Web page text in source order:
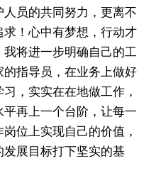
员的共同努力，更离不
！心中有梦想，行动才
将进一步明确自己的工
指导员，在业务上做好
，实实在在地做工作，
再上一个台阶，让每一
位上实现自己的价值，
展目标打下坚实的基